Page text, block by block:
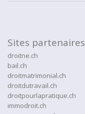
Sites partenaires
droitne.ch
bail.ch
droitmatrimonial.ch
droitdutravail.ch
droitpourlapratique.ch
immodroit.ch